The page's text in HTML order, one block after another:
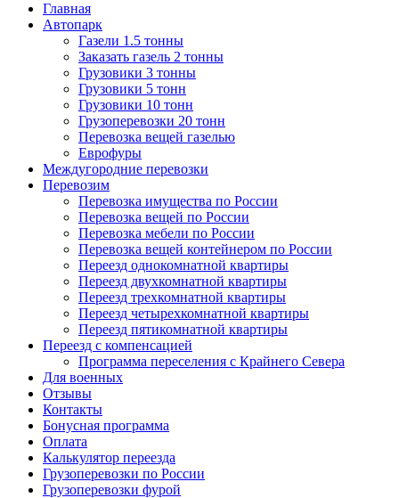
Главная
Автопарк
Газели 1.5 тонны
Заказать газель 2 тонны
Грузовики 3 тонны
Грузовики 5 тонн
Грузовики 10 тонн
Грузоперевозки 20 тонн
Перевозка вещей газелью
Еврофуры
Междугородние перевозки
Перевозим
Перевозка имущества по России
Перевозка вещей по России
Перевозка мебели по России
Перевозка вещей контейнером по России
Переезд однокомнатной квартиры
Переезд двухкомнатной квартиры
Переезд трехкомнатной квартиры
Переезд четырехкомнатной квартиры
Переезд пятикомнатной квартиры
Переезд с компенсацией
Программа переселения с Крайнего Севера
Для военных
Отзывы
Контакты
Бонусная программа
Оплата
Калькулятор переезда
Грузоперевозки по России
Грузоперевозки фурой